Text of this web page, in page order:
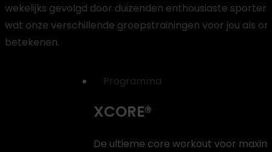
wekelijks gevolgd door duizenden enthousiaste
wat onze verschillende groepstrainingen voor jou als
betekenen.
Programma
XCORE®
De ultieme core workout voor